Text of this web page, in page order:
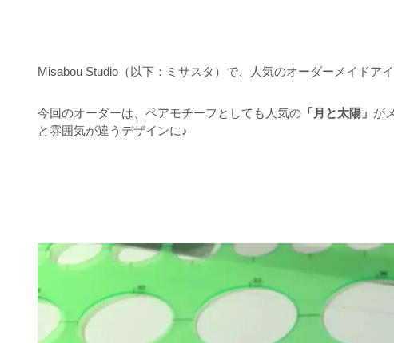
Misabou Studio（以下：ミサスタ）で、人気のオーダーメイドア
今回のオーダーは、ペアモチーフとしても人気の 「月と太陽」 が
と雰囲気が違うデザインに♪